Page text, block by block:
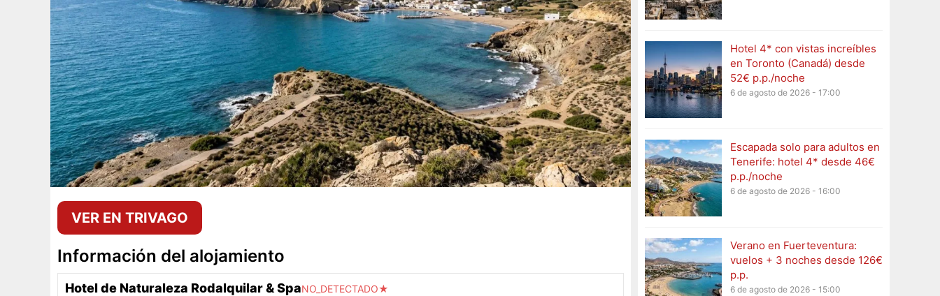
VER EN TRIVAGO
Información del alojamiento
Hotel de Naturaleza Rodalquilar & SpaNO_DETECTADO★
Hotel 4* con vistas increíbles
en Toronto (Canadá) desde
52€ p.p./noche
6 de agosto de 2026 - 17:00
Escapada solo para adultos en
Tenerife: hotel 4* desde 46€
p.p./noche
6 de agosto de 2026 - 16:00
Verano en Fuerteventura:
vuelos + 3 noches desde 126€
p.p.
6 de agosto de 2026 - 15:00